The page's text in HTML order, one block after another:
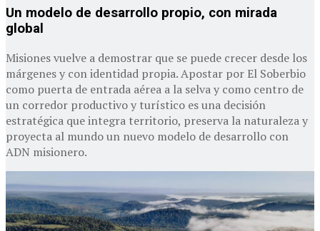
Un modelo de desarrollo propio, con mirada
global
Misiones vuelve a demostrar que se puede crecer desde los
márgenes y con identidad propia. Apostar por El Soberbio
como puerta de entrada aérea a la selva y como centro de
un corredor productivo y turístico es una decisión
estratégica que integra territorio, preserva la naturaleza y
proyecta al mundo un nuevo modelo de desarrollo con
ADN misionero.